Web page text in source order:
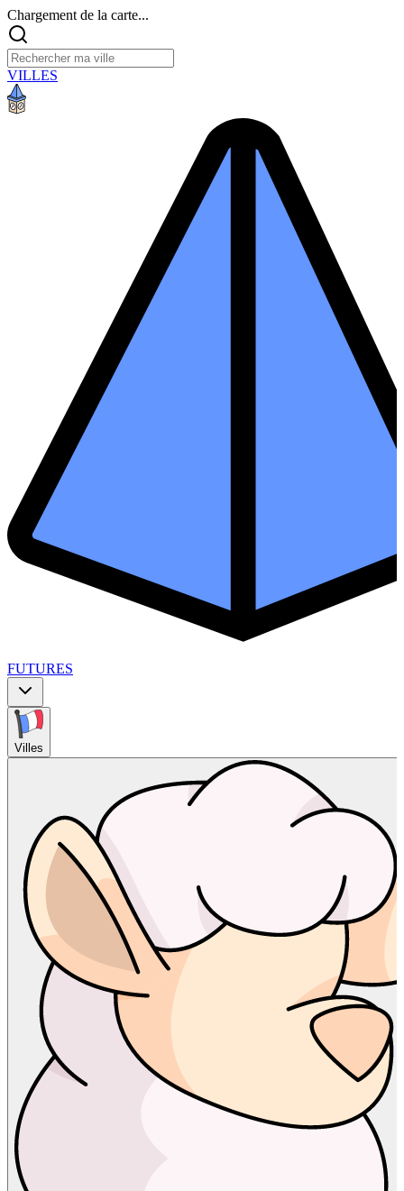
Chargement de la carte...
VILLES
FUTURES
Villes